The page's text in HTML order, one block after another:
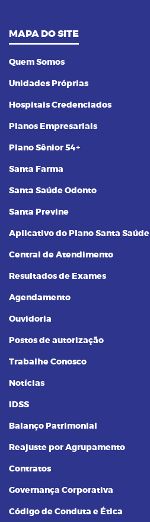
MAPA DO SITE
Quem Somos
Unidades Próprias
Hospitais Credenciados
Planos Empresariais
Plano Sênior 54+
Santa Farma
Santa Saúde Odonto
Santa Previne
Aplicativo do Plano Santa Saúde
Central de Atendimento
Resultados de Exames
Agendamento
Ouvidoria
Postos de autorização
Trabalhe Conosco
Notícias
IDSS
Balanço Patrimonial
Reajuste por Agrupamento
Contratos
Governança Corporativa
Código de Conduta e Ética